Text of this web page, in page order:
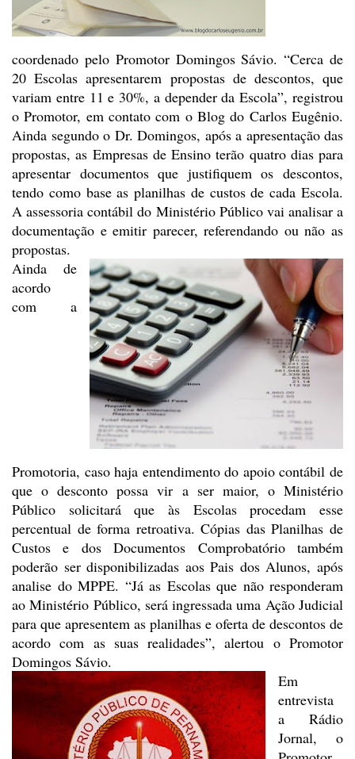
coordenado pelo Promotor Domingos Sávio. “Cerca de
20 Escolas apresentarem propostas de descontos, que
variam entre 11 e 30%, a depender da Escola”, registrou
o Promotor, em contato com o Blog do Carlos Eugênio.
Ainda segundo o Dr. Domingos, após a apresentação das
propostas, as Empresas de Ensino terão quatro dias para
apresentar documentos que justifiquem os descontos,
tendo comobase as planilhas de custos de cada Escola.
A assessoria contábil do MinistérioPúblico vai analisar a
documentação e emitir parecer, referendando ou não as
propostas.
Ainda de
acordo
com a
Promotoria, caso haja entendimento do apoio contábil de
que o desconto possa vir a ser maior, o Ministério
Público solicitará que às Escolas procedam esse
percentual de forma retroativa. Cópias das Planilhas de
Custos e dos Documentos Comprobatório também
poderão ser disponibilizadas aos Pais dos Alunos, após
analise do MPPE. “Já as Escolas que não responderam
ao Ministério Público, seráingressada uma Ação Judicial
para que apresentem as planilhas e oferta de descontos de
acordo com as suas realidades”, alertou o Promotor
Domingos Sávio.
Em
entrevista
a Rádio
Jornal, o